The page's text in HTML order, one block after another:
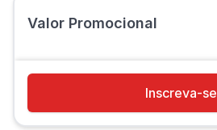
Valor Promocional
Inscreva-se